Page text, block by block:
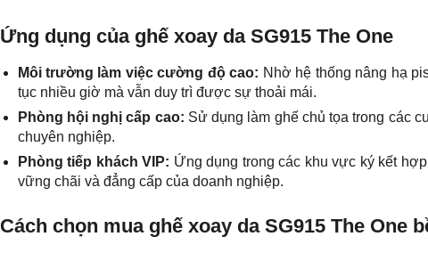
Ứng dụng của ghế xoay da SG915 The One
Môi trường làm việc cường độ cao: Nhờ hệ thống nâng hạ
tục nhiều giờ mà vẫn duy trì được sự thoải mái.
Phòng hội nghị cấp cao: Sử dụng làm ghế chủ tọa trong các
chuyên nghiệp.
Phòng tiếp khách VIP: Ứng dụng trong các khu vực ký kết
vững chãi và đẳng cấp của doanh nghiệp.
Cách chọn mua ghế xoay da SG915 The One